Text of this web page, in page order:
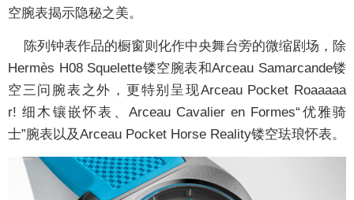
空腕表揭示隐秘之美。
陈列钟表作品的橱窗则化作中央舞台旁的微缩剧场，除
Hermès H08 Squelette镂空腕表和Arceau Samarcande镂
空三问腕表之外，更特别呈现Arceau Pocket Roaaaaa
r! 细木镶嵌怀表、Arceau Cavalier en Formes“优雅骑
士”腕表以及Arceau Pocket Horse Reality镂空珐琅怀表。